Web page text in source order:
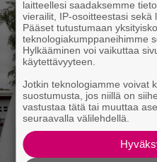
laitteellesi saadaksemme
vierailit, IP-osoitteestasi sekä
Pääset tutustumaan
teknologiakumppaneihimme
Hylkääminen voi vaikuttaa
käytettävyyteen.
Jotkin teknologiamme voivat
suostumusta, jos niillä on
vastustaa tätä tai muuttaa
seuraavalla välilehdellä.